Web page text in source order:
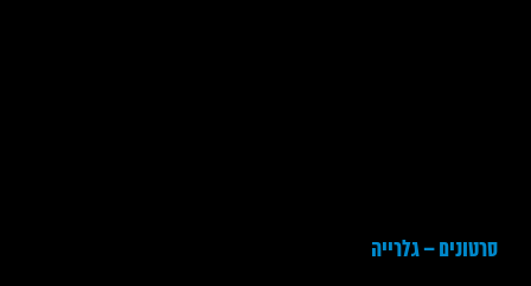
סרטונים – גלרייה